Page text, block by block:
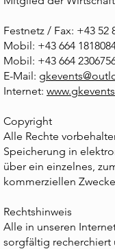
Festnetz / Fax: +43 52
Mobil: +43 664
Mobil: +43 664
E-Mail:
Internet:
Copyright
Alle Rechte
Speicherung in
über ein einzelnes,
kommerziellen
Rechtshinweis
Alle in unseren
sorgfältig recherchiert